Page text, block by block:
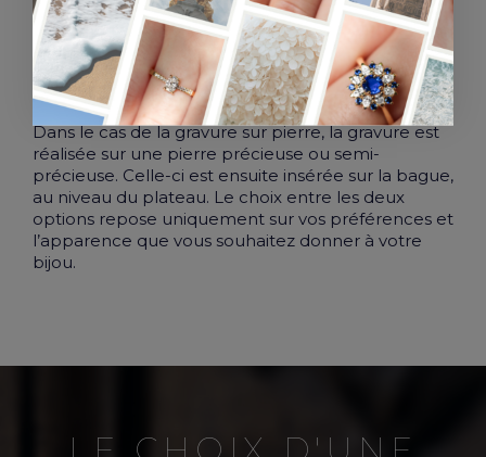
Pour votre chevalière, vous êtes libre de choisir
une gravure sur métal ou sur pierre. Pour la
première, le graveur grave votrechevalière d’un
blason ou symbole de votre choix à même la
bague, qu’elle soit en or jaune ou en or blanc.
Dans le cas de la gravure sur pierre, la gravure est
réalisée sur une pierre précieuse ou semi-
précieuse. Celle-ci est ensuite insérée sur la bague,
au niveau du plateau. Le choix entre les deux
options repose uniquement sur vos préférences et
l’apparence que vous souhaitez donner à votre
bijou.